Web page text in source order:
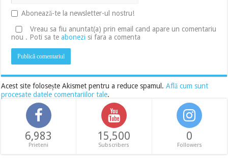
Abonează-te la newsletter-ul nostru!
Vreau sa fiu anuntat(a) prin email cand apare un comentariu
nou . Poti sa teabonezi si fara a comenta
Acest site folosește Akismet pentru a reduce spamul.Află cum sunt
procesate datele comentariilor tale.
6,983
Prieteni
15,500
Subscribers
0
Followers